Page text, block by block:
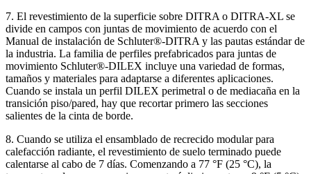
7. El revestimiento de la superficie sobre DITRA o DITRA-XL se
divide en campos con juntas de movimiento de acuerdo con el
Manual de instalación de Schluter®-DITRA y las pautas estándar de
la industria. La familia de perfiles prefabricados para juntas de
movimiento Schluter®-DILEX incluye una variedad de formas,
tamaños y materiales para adaptarse a diferentes aplicaciones.
Cuando se instala un perfil DILEX perimetral o de mediacaña en la
transición piso/pared, hay que recortar primero las secciones
salientes de la cinta de borde.
8. Cuando se utiliza el ensamblado de recrecido modular para
calefacción radiante, el revestimiento de suelo terminado puede
calentarse al cabo de 7 días. Comenzando a 77 °F (25 °C), la